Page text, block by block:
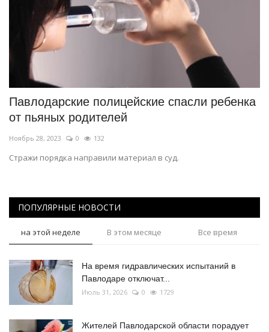
Павлодарские полицейские спасли ребенка
от пьяных родителей
Ноябрь 28, 2023 0 132
Стражи порядка направили материал в суд.
ПОПУЛЯРНЫЕ НОВОСТИ
на этой неделе В этом месяце Все время
На время гидравлических испытаний в
Павлодаре отключат...
Июль 31, 2026 0 1729
Жителей Павлодарской области порадует